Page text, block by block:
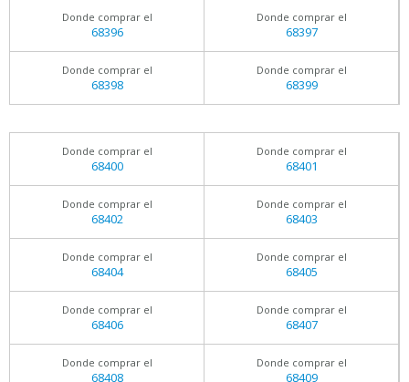
Donde comprar el
68396
Donde comprar el
68397
Donde comprar el
68398
Donde comprar el
68399
Donde comprar el
68400
Donde comprar el
68401
Donde comprar el
68402
Donde comprar el
68403
Donde comprar el
68404
Donde comprar el
68405
Donde comprar el
68406
Donde comprar el
68407
Donde comprar el
68408
Donde comprar el
68409